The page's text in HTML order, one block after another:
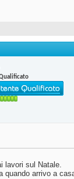
lavori sul Natale.
quando arrivo a